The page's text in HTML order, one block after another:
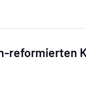
reformierten